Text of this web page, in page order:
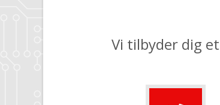
Vi tilbyder dig